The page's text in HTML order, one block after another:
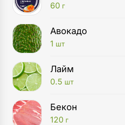
60 г
Авокадо
1 шт
Лайм
0.5 шт
Бекон
120 г